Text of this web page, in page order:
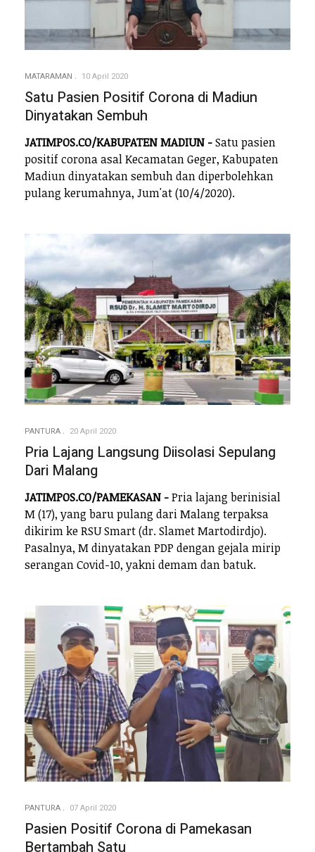
MATARAMAN 10 April 2020
Satu Pasien Positif Corona di Madiun
Dinyatakan Sembuh
JATIMPOS.CO/KABUPATEN MADIUN -Satu pasien
positif corona asal Kecamatan Geger, Kabupaten
Madiun dinyatakan sembuh dan diperbolehkan
pulang kerumahnya, Jum'at (10/4/2020).
PANTURA 20 April 2020
Pria Lajang Langsung Diisolasi Sepulang
Dari Malang
JATIMPOS.CO/PAMEKASAN -Pria lajang berinisial
M (17), yang baru pulang dari Malang terpaksa
dikirim ke RSU Smart (dr. Slamet Martodirdjo).
Pasalnya, M dinyatakan PDP dengan gejala mirip
serangan Covid-10, yakni demam dan batuk.
PANTURA 07 April 2020
Pasien Positif Corona di Pamekasan
Bertambah Satu